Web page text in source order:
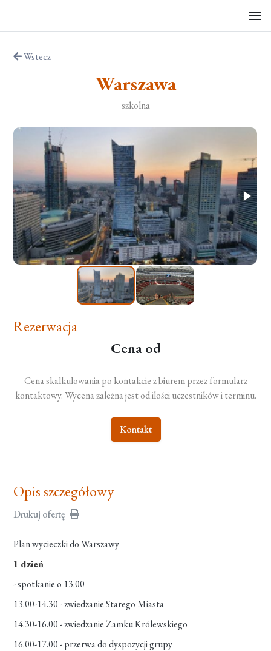
Wstecz
Warszawa
szkolna
Rezerwacja
Cena od
Cena skalkulowania po kontakcie z biurem przez formularz
kontaktowy. Wycena zależna jest od ilości uczestników i terminu.
Kontakt
Opis szczegółowy
Drukuj ofertę
Plan wycieczki do Warszawy
1 dzień
- spotkanie o 13.00
13.00-14.30 - zwiedzanie Starego Miasta
14.30-16.00 - zwiedzanie Zamku Królewskiego
16.00-17.00 - przerwa do dyspozycji grupy